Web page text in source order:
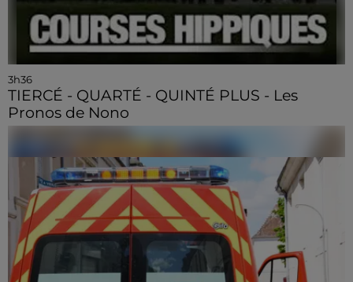
3h36
TIERCÉ - QUARTÉ - QUINTÉ PLUS - Les
Pronos de Nono